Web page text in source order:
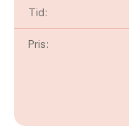
Tid:
Pris: